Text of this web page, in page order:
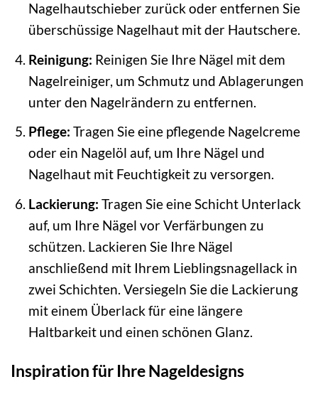
Nagelhautschieber zurück oder entfernen Sie
überschüssige Nagelhaut mit der Hautschere.
Reinigung: Reinigen Sie Ihre Nägel mit dem
Nagelreiniger, um Schmutz und Ablagerungen
unter den Nagelrändern zu entfernen.
Pflege: Tragen Sie eine pflegende Nagelcreme
oder ein Nagelöl auf, um Ihre Nägel und
Nagelhaut mit Feuchtigkeit zu versorgen.
Lackierung: Tragen Sie eine Schicht Unterlack
auf, um Ihre Nägel vor Verfärbungen zu
schützen. Lackieren Sie Ihre Nägel
anschließend mit Ihrem Lieblingsnagellack in
zwei Schichten. Versiegeln Sie die Lackierung
mit einem Überlack für eine längere
Haltbarkeit und einen schönen Glanz.
Inspiration für Ihre Nageldesigns